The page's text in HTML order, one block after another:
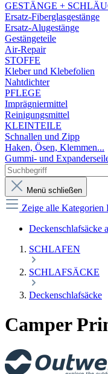
GESTÄNGE +
Ersatz-Fiberglasgestänge
Ersatz-Alugestänge
Gestängeteile
Air-Repair
STOFFE
Kleber und Klebefolien
Nahtdichter
PFLEGE
Imprägniermittel
Reinigungsmittel
KLEINTEILE
Schnallen und Zipp
Haken, Ösen, Klemmen...
Gummi- und
Menü schließen
Zeige alle Kategorien
Deckenschlafsäcke
SCHLAFEN
SCHLAFSÄCKE
Deckenschlafsäcke
Camper